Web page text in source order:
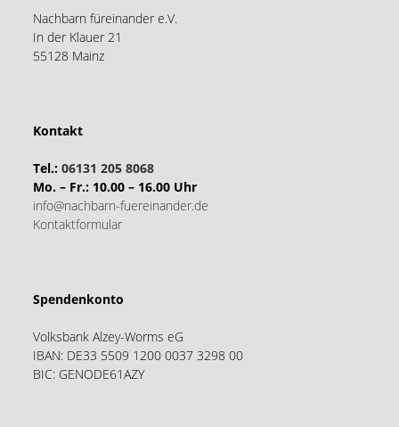
Nachbarn füreinander e.V.
In der Klauer 21
55128 Mainz
Kontakt
Tel.:06131 205 8068
Mo. – Fr.: 10.00 – 16.00 Uhr
info@nachbarn-fuereinander.de
Kontaktformular
Spendenkonto
Volksbank Alzey-Worms eG
IBAN: DE33 5509 1200 0037 3298 00
BIC: GENODE61AZY